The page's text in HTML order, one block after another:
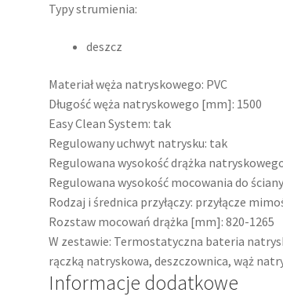
Typy strumienia:
deszcz
Materiał węża natryskowego: PVC
Długość węża natryskowego [mm]: 1500
Easy Clean System: tak
Regulowany uchwyt natrysku: tak
Regulowana wysokość drążka
Regulowana wysokość mocowania do
Rodzaj i średnica przyłączy: przyłącze
Rozstaw mocowań drążka [mm]: 820-1265
W zestawie: Termostatyczna bateria
rączką natryskowa, deszczownica, wąż
Informacje dodatkowe